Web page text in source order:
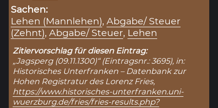
Sachen:
Lehen (Mannlehen),Abgabe/ Steuer
(Zehnt),Abgabe/ Steuer, Lehen
Zitiervorschlag für diesen Eintrag:
„Jagsperg (09.11.1300)“ (Eintragsnr.: 3695), in:
Historisches Unterfranken – Datenbank zur
Hohen Registratur des Lorenz Fries,
https://www.historisches-unterfranken.uni-
wuerzburg.de/fries/fries-results.php?